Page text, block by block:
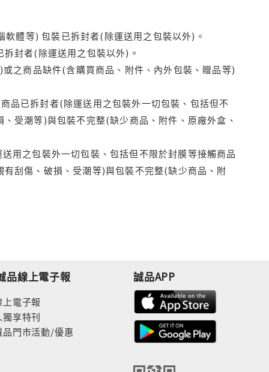
體等) 包裝已拆封者(除運送用之包裝以外)。
封者(除運送用之包裝以外)。
之商品缺件(含購買商品、附件、內外包裝、贈品等)
品已拆封者(除運送用之包裝外一切包裝、包括但不
受潮等)與包裝不完整(缺少商品、附件、原廠外盒、
用之包裝外一切包裝、包括但不限於封膜等接觸商品
刮傷、破損、受潮等)與包裝不完整(缺少商品、附
品線上電子報
電子報
享特刊
品門市活動/優惠
誠品APP